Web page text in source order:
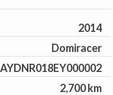
2014
Domiracer
2,700 km